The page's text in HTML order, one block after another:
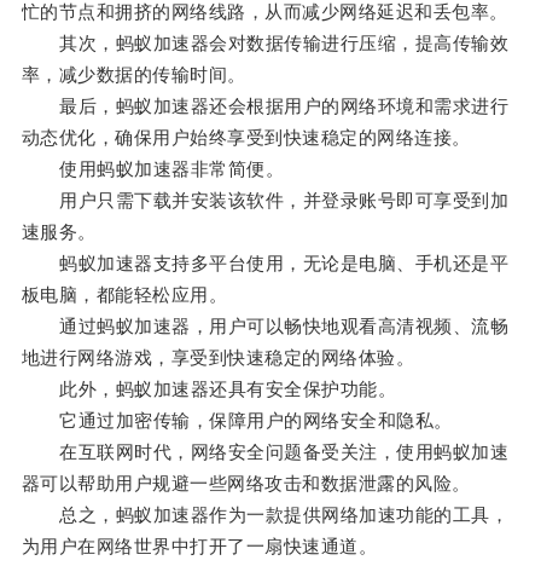
忙的节点和拥挤的网络线路，从而减少网络延迟和丢包率。
其次，蚂蚁加速器会对数据传输进行压缩，提高传输效
率，减少数据的传输时间。
最后，蚂蚁加速器还会根据用户的网络环境和需求进行
动态优化，确保用户始终享受到快速稳定的网络连接。
使用蚂蚁加速器非常简便。
用户只需下载并安装该软件，并登录账号即可享受到加
速服务。
蚂蚁加速器支持多平台使用，无论是电脑、手机还是平
板电脑，都能轻松应用。
通过蚂蚁加速器，用户可以畅快地观看高清视频、流畅
地进行网络游戏，享受到快速稳定的网络体验。
此外，蚂蚁加速器还具有安全保护功能。
它通过加密传输，保障用户的网络安全和隐私。
在互联网时代，网络安全问题备受关注，使用蚂蚁加速
器可以帮助用户规避一些网络攻击和数据泄露的风险。
总之，蚂蚁加速器作为一款提供网络加速功能的工具，
为用户在网络世界中打开了一扇快速通道。